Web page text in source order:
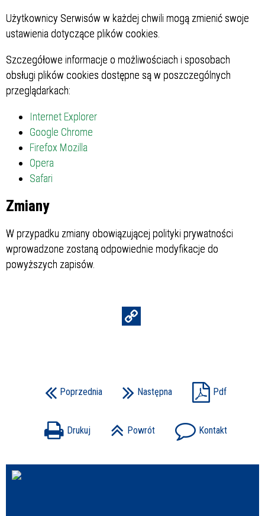
Użytkownicy Serwisów w każdej chwili mogą zmienić swoje
ustawienia dotyczące plików cookies.
Szczegółowe informacje o możliwościach i sposobach
obsługi plików cookies dostępne są w poszczególnych
przeglądarkach:
Internet Explorer
Google Chrome
Firefox Mozilla
Opera
Safari
Zmiany
W przypadku zmiany obowiązującej polityki prywatności
wprowadzone zostaną odpowiednie modyfikacje do
powyższych zapisów.
Poprzednia Następna Pdf
Drukuj Powrót Kontakt